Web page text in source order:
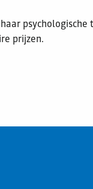
prijzen.